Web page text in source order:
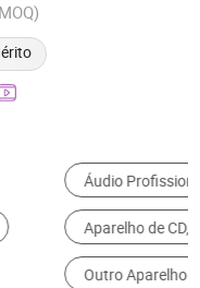
Banheiro
de Arquivo
para TV